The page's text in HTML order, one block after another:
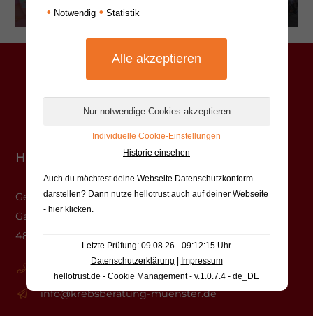
Hauptstelle Münster
Gesundheitshaus
Gasselstiege 13
48159 Münster
0251-625620-10
info@krebsberatung-muenster.de
• Notwendig • Statistik
Individuelle Cookie-Einstellungen
Historie einsehen
Auch du möchtest deine Webseite Datenschutzkonform
darstellen? Dann nutze hellotrust auch auf deiner Webseite
- hier klicken.
Letzte Prüfung: 09.08.26 - 09:12:15 Uhr
Datenschutzerklärung | Impressum
hellotrust.de - Cookie Management - v.1.0.7.4 - de_DE